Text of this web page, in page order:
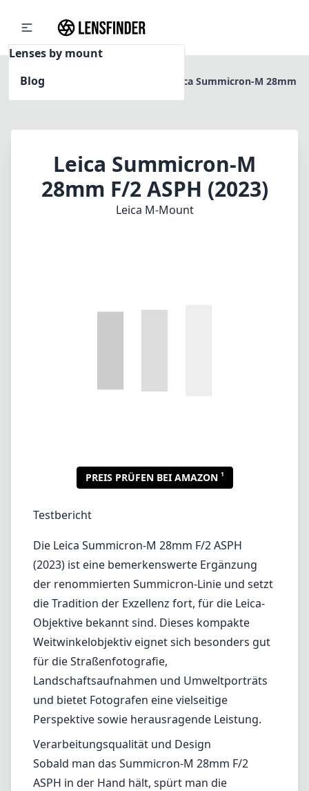
Lenses by mount
Blog
Home
Leica Summicron-M 28mm
Leica Summicron-M
28mm F/2 ASPH (2023)
Leica M-Mount
(2023) ist eine bemerkenswerte Ergänzung
Weitwinkelobjektiv eignet sich besonders gut
für die Straßenfotografie,
und bietet Fotografen eine vielseitige
Perspektive sowie herausragende Leistung.
Verarbeitungsqualität und Design
Sobald man das Summicron-M 28mm F/2
ASPH in der Hand hält, spürt man die
sorgfältige Handwerkskunst, für die Leica
bekannt ist. Die Vollmetall-Konstruktion
verleiht nicht nur ein hochwertiges Gefühl,
sondern sorgt auch für Langlebigkeit über
viele Jahre. Das Objektiv besticht durch ein
schlankes Design, das perfekt zu Leica M-
Kameras passt, und bleibt dabei leicht und
handlich, sodass es während längerer
Shootings einfach zu transportieren ist. Der